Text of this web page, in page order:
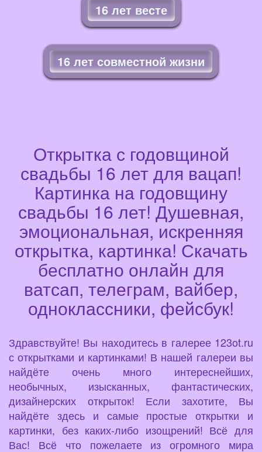
16 лет весте
16 лет совместной жизни
Открытка с годовщиной
свадьбы 16 лет для вацап!
Картинка на годовщину
свадьбы 16 лет! Душевная,
эмоциональная, искренняя
открытка, картинка! Скачать
бесплатно онлайн для
ватсап, телеграм, вайбер,
одноклассники, фейсбук!
Здравствуйте! Вы находитесь в галерее 123ot.ru
с открытками и картинками! В нашей галереи вы
найдёте очень много интереснейших,
необычных, изысканных, фантастических,
дизайнерских открыток! Если захотите, Вы
найдёте здесь и самые простые открытки и
картинки, без каких-либо изощрений! Всё для
Вас! Всё что пожелаете из огромного мира